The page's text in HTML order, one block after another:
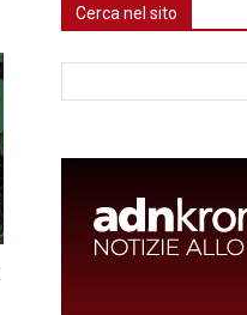
Cerca nel sito